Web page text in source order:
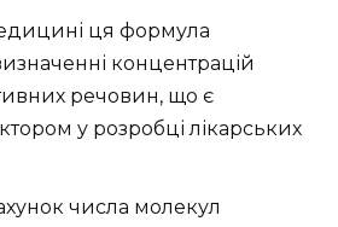
ця формула
концентрацій
речовин, що є
у розробці лікарських
числа молекул